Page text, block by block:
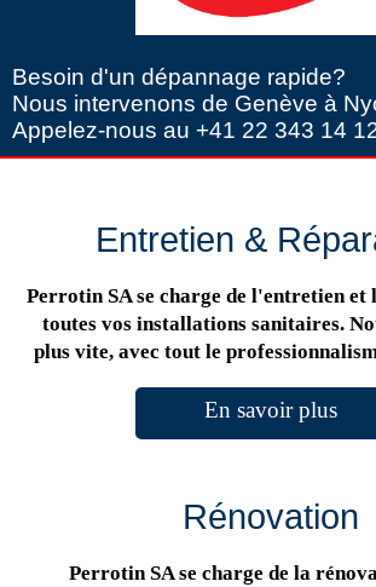
Besoin d'un dépannage rapide?
Nous intervenons de Genève à
Appelez-nous au +41 22 343 14
Entretien &
Perrotin SA se charge de l'entretien et
toutes vos installations sanitaires.
plus vite, avec tout le
En savoir plus
Rénovation
Perrotin SA se charge de la